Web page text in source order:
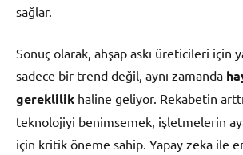
sağlar.
Sonuç olarak, ahşap askı üreticileri için
sadece bir trend değil, aynı zamanda
gereklilik haline geliyor. Rekabetin
teknolojiyi benimsemek, işletmelerin
için kritik öneme sahip. Yapay zeka ile